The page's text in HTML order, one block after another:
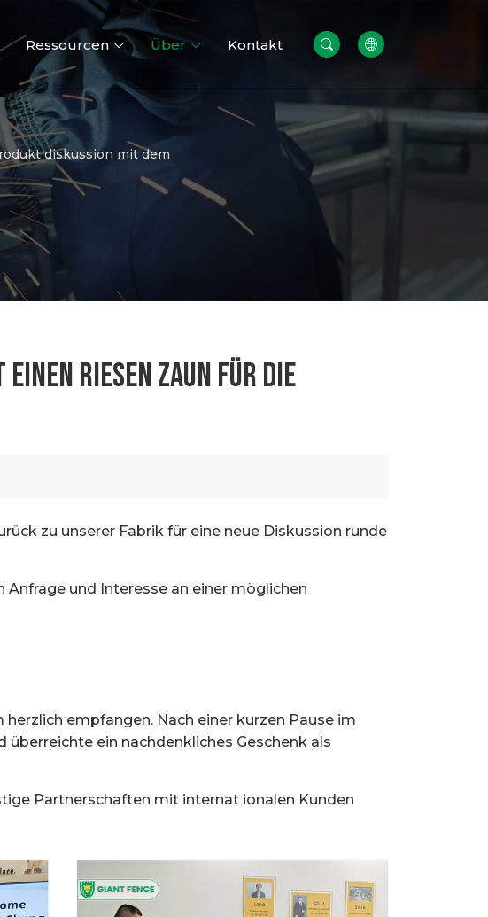
Zaun Tore
Ressourcen Über Kontakt
diskussion mit dem
EINEN RIESEN ZAUN FÜR DIE
zu unserer Fabrik für eine neue Diskussion runde
Anfrage und Interesse an einer möglichen
empfangen. Nach einer kurzen Pause im
ein nachdenkliches Geschenk als
Partnerschaften mit internat ionalen Kunden